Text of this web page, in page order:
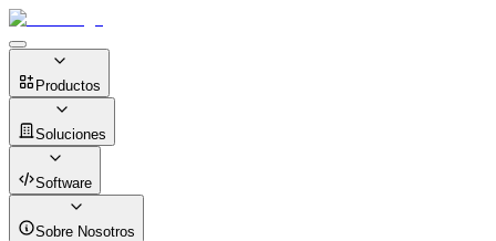
Productos
Soluciones
Software
Sobre Nosotros